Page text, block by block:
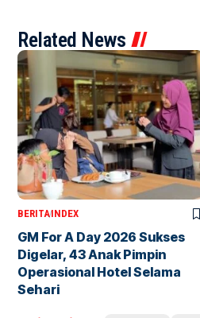
Related News
BERITAINDEX
GM For A Day 2026 Sukses
Digelar, 43 Anak Pimpin
Operasional Hotel Selama
Sehari